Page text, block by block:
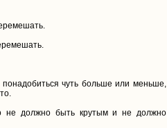
чуть больше или меньше,
не должно быть крутым и не должно